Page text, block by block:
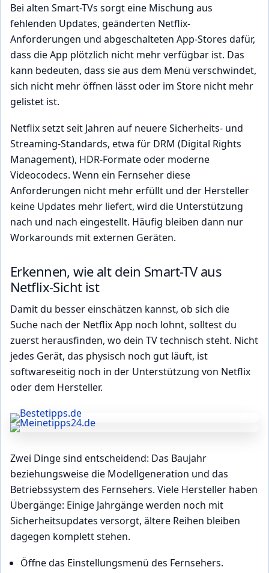
Bei alten Smart-TVs sorgt eine Mischung aus
fehlenden Updates, geänderten Netflix-
Anforderungen und abgeschalteten App-Stores dafür,
dass die App plötzlich nicht mehr verfügbar ist. Das
kann bedeuten, dass sie aus dem Menü verschwindet,
sich nicht mehr öffnen lässt oder im Store nicht mehr
gelistet ist.
Netflix setzt seit Jahren auf neuere Sicherheits- und
Streaming-Standards, etwa für DRM (Digital Rights
Management), HDR-Formate oder moderne
Videocodecs. Wenn ein Fernseher diese
Anforderungen nicht mehr erfüllt und der Hersteller
keine Updates mehr liefert, wird die Unterstützung
nach und nach eingestellt. Häufig bleiben dann nur
Workarounds mit externen Geräten.
Erkennen, wie alt dein Smart-TV aus
Netflix-Sicht ist
Damit du besser einschätzen kannst, ob sich die
Suche nach der Netflix App noch lohnt, solltest du
zuerst herausfinden, wo dein TV technisch steht. Nicht
jedes Gerät, das physisch noch gut läuft, ist
softwareseitig noch in der Unterstützung von Netflix
oder dem Hersteller.
Zwei Dinge sind entscheidend: Das Baujahr
beziehungsweise die Modellgeneration und das
Betriebssystem des Fernsehers. Viele Hersteller haben
Übergänge: Einige Jahrgänge werden noch mit
Sicherheitsupdates versorgt, ältere Reihen bleiben
dagegen komplett stehen.
Öffne das Einstellungsmenü des Fernsehers.